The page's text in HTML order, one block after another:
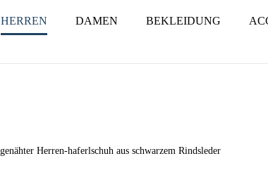
HERREN DAMEN BEKLEIDUNG